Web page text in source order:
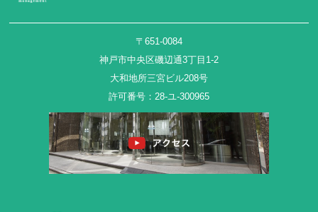
〒651-0084
神戸市中央区磯辺通3丁目1-2
大和地所三宮ビル208号
許可番号：28-ユ-300965